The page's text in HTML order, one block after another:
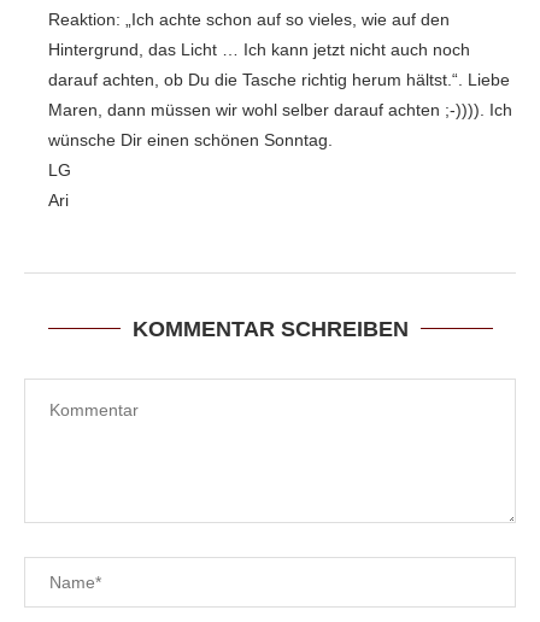
Reaktion: „Ich achte schon auf so vieles, wie auf den
Hintergrund, das Licht … Ich kann jetzt nicht auch noch
darauf achten, ob Du die Tasche richtig herum hältst.“. Liebe
Maren, dann müssen wir wohl selber darauf achten ;-)))). Ich
wünsche Dir einen schönen Sonntag.
LG
Ari
KOMMENTAR SCHREIBEN